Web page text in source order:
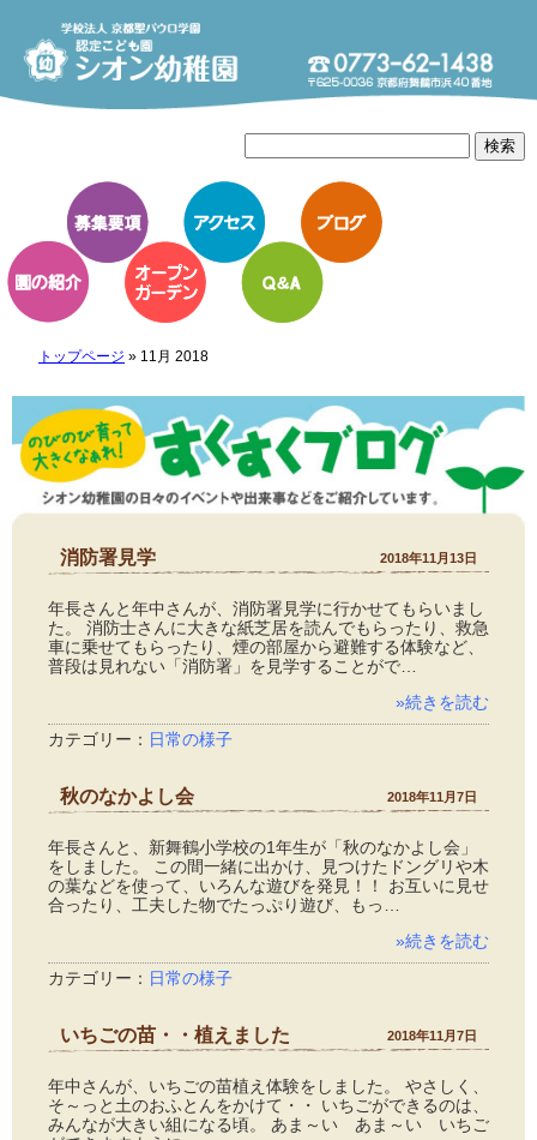
トップページ » 11月 2018
消防署見学 2018年11月13日
年長さんと年中さんが、消防署見学に行かせてもらいまし
た。 消防士さんに大きな紙芝居を読んでもらったり、救急
車に乗せてもらったり、煙の部屋から避難する体験など、
普段は見れない「消防署」を見学することがで…
»続きを読む
カテゴリー： 日常の様子
秋のなかよし会 2018年11月7日
年長さんと、新舞鶴小学校の1年生が「秋のなかよし会」
をしました。 この間一緒に出かけ、見つけたドングリや木
の葉などを使って、いろんな遊びを発見！！ お互いに見せ
合ったり、工夫した物でたっぷり遊び、もっ…
»続きを読む
カテゴリー： 日常の様子
いちごの苗・・植えました 2018年11月7日
年中さんが、いちごの苗植え体験をしました。 やさしく、
そ～っと土のおふとんをかけて・・ いちごができるのは、
みんなが大きい組になる頃。 あま～い あま～い いちご